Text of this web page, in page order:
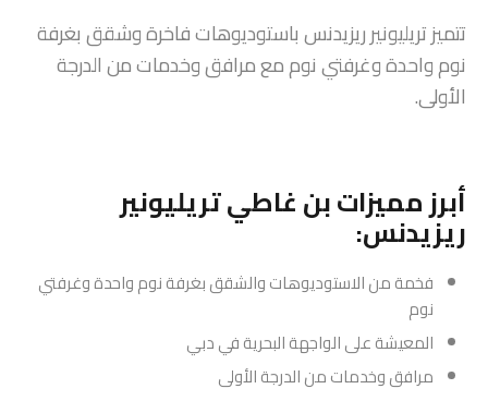
تتميز تريليونير ريزيدنس باستوديوهات فاخرة وشقق بغرفة
نوم واحدة وغرفتي نوم مع مرافق وخدمات من الدرجة
الأولى.
أبرز مميزات بن غاطي تريليونير
ريزيدنس:
فخمة من الاستوديوهات والشقق بغرفة نوم واحدة وغرفتي
نوم
المعيشة على الواجهة البحرية في دبي
مرافق وخدمات من الدرجة الأولى